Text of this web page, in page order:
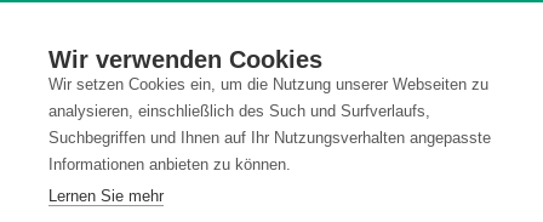
Wir verwenden Cookies
Wir setzen Cookies ein, um die Nutzung unserer Webseiten zu
analysieren, einschließlich des Such und Surfverlaufs,
Suchbegriffen und Ihnen auf Ihr Nutzungsverhalten angepasste
Informationen anbieten zu können.
Lernen Sie mehr